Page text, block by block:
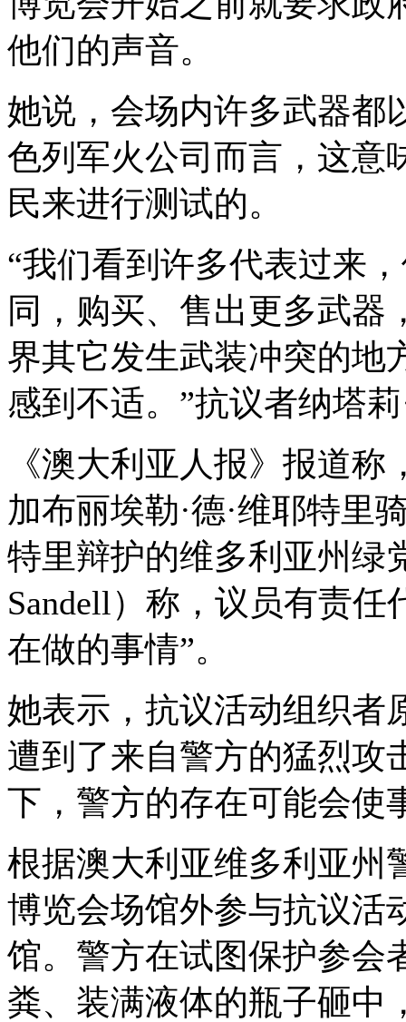
他们的声音。
她说，会场内许多武器都
色列军火公司而言，这意
民来进行测试的。
“我们看到许多代表过来
同，购买、售出更多武器
界其它发生武装冲突的地
感到不适。”抗议者纳塔
《澳大利亚人报》报道
加布丽埃勒·德·维耶特里
特里辩护的维多利亚州绿
Sandell ）称，议员有责任
在做的事情”。
她表示，抗议活动组织者
遭到了来自警方的猛烈攻
下，警方的存在可能会使
根据澳大利亚维多利亚州
博览会场馆外参与抗议活
馆。警方在试图保护参会
粪、装满液体的瓶子砸中